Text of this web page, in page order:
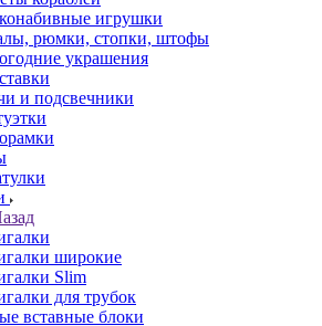
игрушки
рюмки, стопки, штофы
украшения
и подсвечники
широкие
Slim
для трубок
вставные блоки